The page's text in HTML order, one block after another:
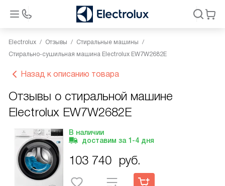
Electrolux Отзывы
Стиральные машины
Стирально-сушильная машина Electrolux EW7W2682E
Назад к описанию товара
Отзывы о стиральной машине
Electrolux EW7W2682E
В наличии
доставим за 1-4 дня
103 740 руб.